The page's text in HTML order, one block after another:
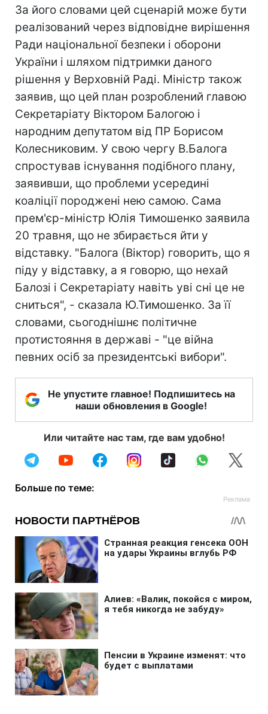
За його словами цей сценарій може бути
реалізований через відповідне вирішення
Ради національної безпеки і оборони
України і шляхом підтримки даного
рішення у Верховній Раді. Міністр також
заявив, що цей план розроблений главою
Секретаріату Віктором Балогою і
народним депутатом від ПР Борисом
Колесниковим. У свою чергу В.Балога
спростував існування подібного плану,
заявивши, що проблеми усередині
коаліції породжені нею самою. Сама
прем'єр-міністр Юлія Тимошенко заявила
20 травня, що не збирається йти у
відставку. "Балога (Віктор) говорить, що я
піду у відставку, а я говорю, що нехай
Балозі і Секретаріату навіть уві сні це не
сниться", - сказала Ю.Тимошенко. За її
словами, сьогоднішнє політичне
протистояння в державі - "це війна
певних осіб за президентські вибори".
Не упустите главное! Подпишитесь на
наши обновления в Google!
Или читайте нас там, где вам удобно!
Больше по теме: